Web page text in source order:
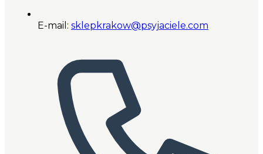
E-mail: sklepkrakow@psyjaciele.com